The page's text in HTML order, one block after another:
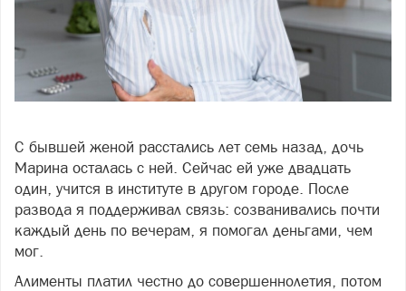
Фото: фото: freepik
С бывшей женой расстались лет семь назад, дочь
Марина осталась с ней. Сейчас ей уже двадцать
один, учится в институте в другом городе. После
развода я поддерживал связь: созванивались почти
каждый день по вечерам, я помогал деньгами, чем
мог.
Алименты платил честно до совершеннолетия, потом